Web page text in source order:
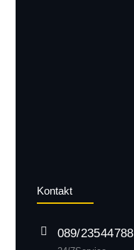
Kontakt
089/ 235 44 788